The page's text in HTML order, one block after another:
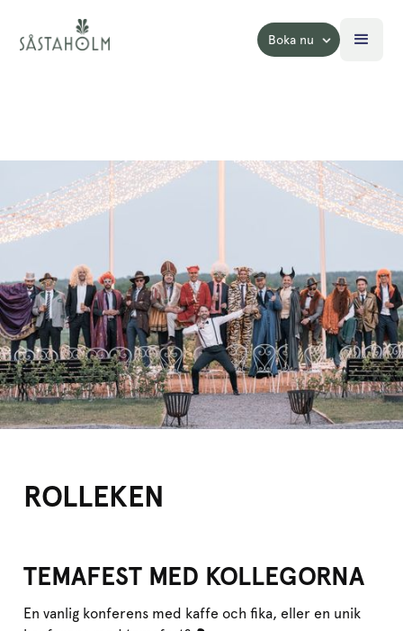
Boka nu
ROLLEKEN
TEMAFEST MED KOLLEGORNA
En vanlig konferens med kaffe och fika, eller en unik